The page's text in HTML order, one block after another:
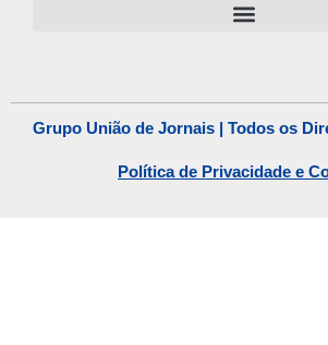
Grupo União de Jornais | Todos os
Política de Privacidade e